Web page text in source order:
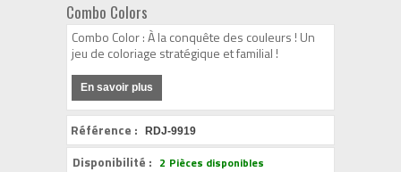
Combo Colors
Combo Color : À la conquête des couleurs ! Un
jeu de coloriage stratégique et familial !
En savoir plus
Référence : RDJ-9919
Disponibilité : 2 Pièces disponibles